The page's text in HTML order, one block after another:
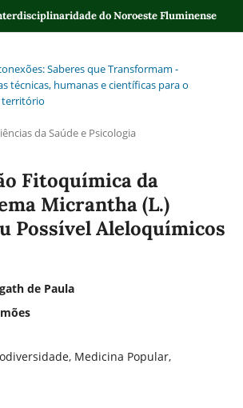
do Noroeste Fluminense
Saberes que Transformam -
técnicas, humanas e científicas para o
da Saúde e Psicologia
Fitoquímica da
Micrantha (L.)
Possível Aleloquímicos
de Paula
Medicina Popular,